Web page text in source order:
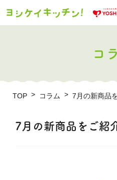
コ
TOP コラム 7月の新商品
7月の新商品をご紹